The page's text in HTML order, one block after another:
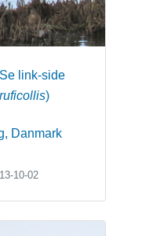
Se link-side
)
, Danmark
10-02